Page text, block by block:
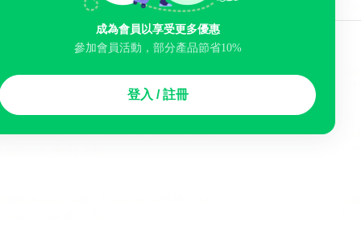
成為會員以享受更多優惠
參加會員活動，部分產品節省10%
登入 / 註冊
缸 洗衣服務 機場接駁服務
智能排序